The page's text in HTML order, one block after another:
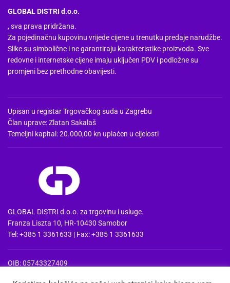
GLOBAL DISTRI d.o.o.
, sva prava pridržana.
Za pojedinačnu kupovinu vrijede cijene u trenutku predaje narudžbe.
Slike su simbolične i ne garantiraju karakteristike proizvoda. Sve
redovne i internetske cijene imaju uključen PDV i podložne su
promjeni bez prethodne obavijesti.
Upisan u registar Trgovačkog suda u Zagrebu
Član uprave: Zlatan Sakalaš
Temeljni kapital: 20.000,00 kn uplaćen u cijelosti
GLOBAL DISTRI d.o.o. za trgovinu i usluge.
Franza Liszta 10, HR-10430 Samobor
Tel: +385 1 3361633 | Fax: +385 1 3361633
OIB: 05743327409